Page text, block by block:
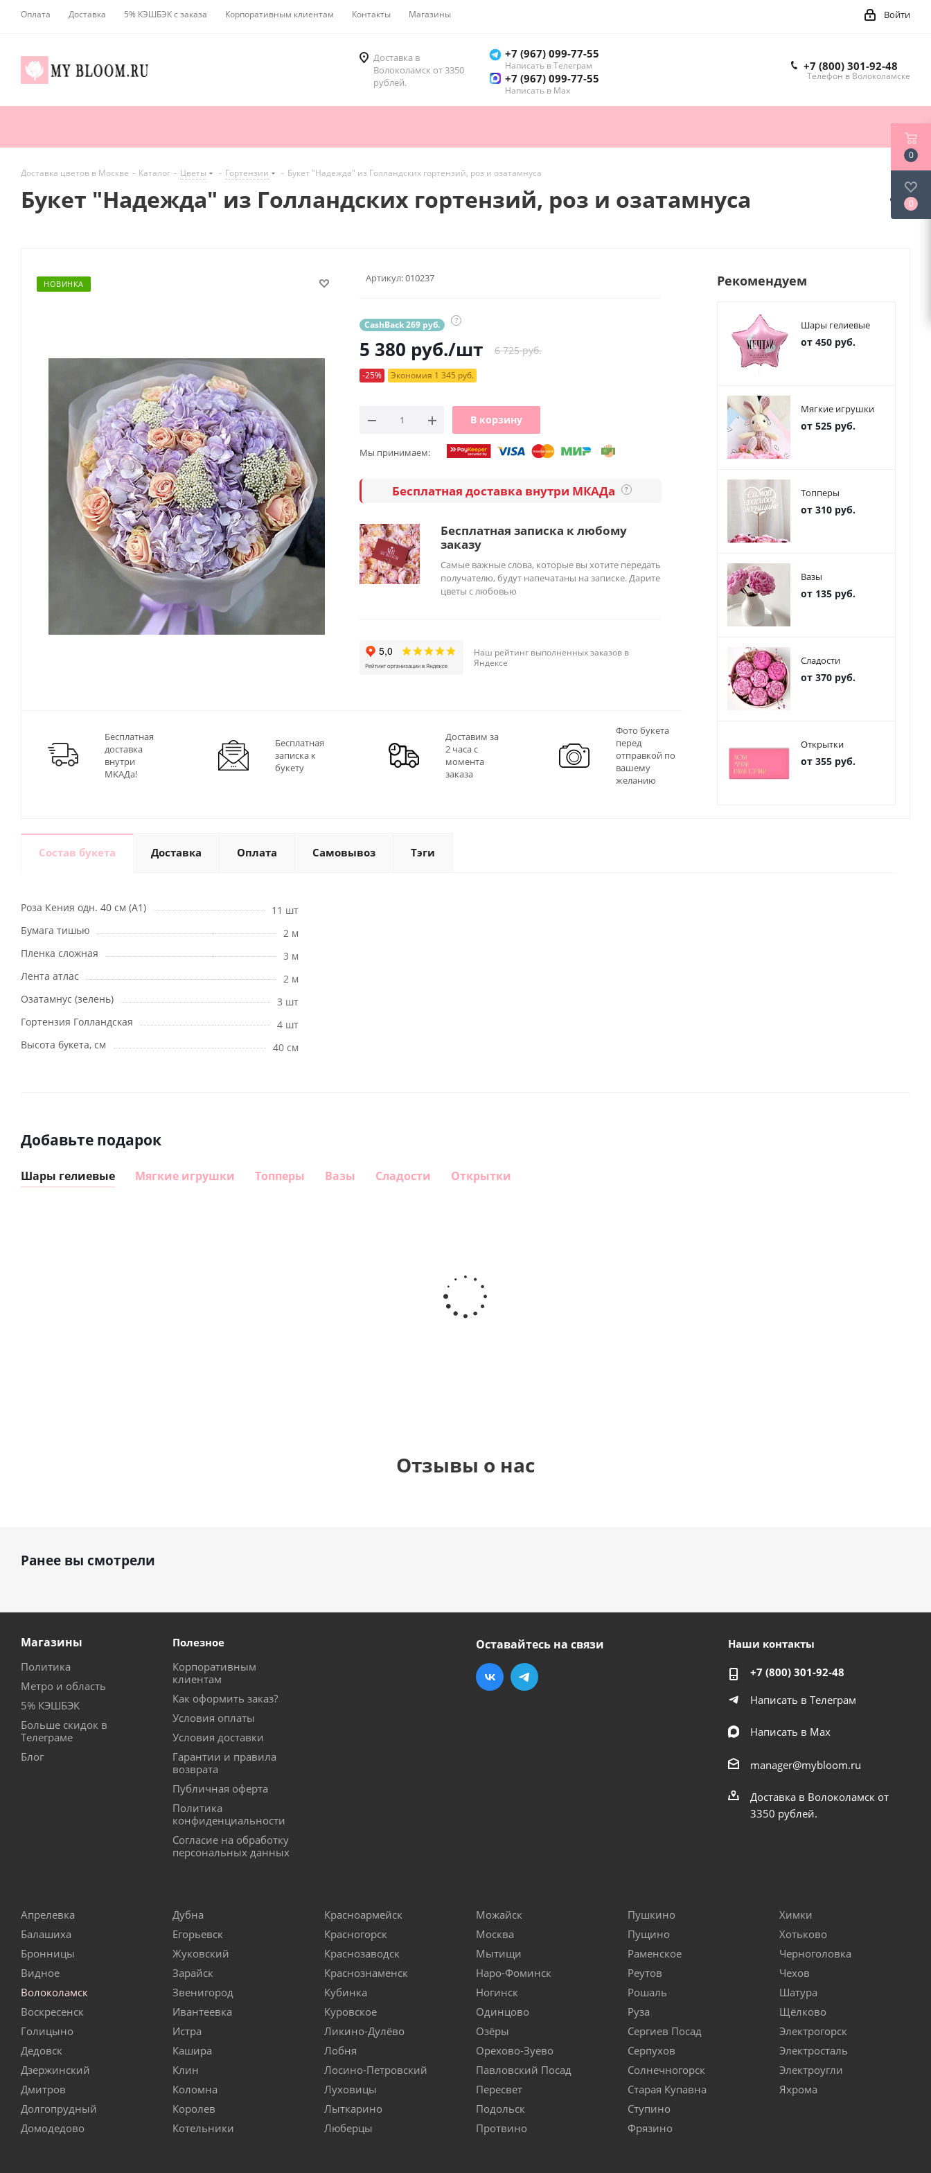
Оплата Доставка 5% КЭШБЭК с заказа Корпоративным клиентам Контакты Магазины Войти
Доставка в
Волоколамск от 3350
рублей.
+7 (967) 099-77-55
Написать в Телеграм
+7 (967) 099-77-55
Написать в Мах
+7 (800) 301-92-48
Телефон в Волоколамске
Доставка цветов в Москве - Каталог - Цветы - Гортензии - Букет "Надежда" из Голландских гортензий, роз и озатамнуса
Букет "Надежда" из Голландских гортензий, роз и озатамнуса
НОВИНКА Артикул:010237
CashBack 269 руб. ?
5 380 руб./шт 6 725 руб.
-25% Экономия 1 345 руб.
В корзину
Мы принимаем:
Бесплатная доставка внутри МКАДа ?
Бесплатная записка к любому
заказу
Самые важные слова, которые вы хотите передать
получателю, будут напечатаны на записке. Дарите
цветы с любовью
Наш рейтинг выполненных заказов в
Яндексе
Бесплатная
доставка
внутри
МКАДа!
Бесплатная
записка к
букету
Доставим за
2 часа с
момента
заказа
Фото букета
перед
отправкой по
вашему
желанию
Рекомендуем
Шары гелиевые
от 450 руб.
Мягкие игрушки
от 525 руб.
Топперы
от 310 руб.
Вазы
от 135 руб.
Сладости
от 370 руб.
Открытки
от 355 руб.
Состав букета Доставка Оплата Самовывоз Тэги
Роза Кения одн. 40 см (А1)
11 шт
Бумага тишью
2 м
Пленка сложная
3 м
Лента атлас
2 м
Озатамнус (зелень)
3 шт
Гортензия Голландская
4 шт
Высота букета, см
40 см
Добавьте подарок
Шары гелиевые Мягкие игрушки Топперы Вазы Сладости Открытки
гелиевый
цифра 1
(40х102
Отзывы о нас
Ранее вы смотрели
Магазины
Политика
Метро и область
5% КЭШБЭК
Больше скидок в
Телеграме
Блог
Полезное
Корпоративным
клиентам
Как оформить заказ?
Условия оплаты
Условия доставки
Гарантии и правила
возврата
Публичная оферта
Политика
конфиденциальности
Согласие на обработку
персональных данных
Оставайтесь на связи Наши контакты
+7 (800) 301-92-48
Написать в Телеграм
Написать в Мах
manager@mybloom.ru
Доставка в Волоколамск от
3350 рублей.
Апрелевка
Балашиха
Бронницы
Видное
Волоколамск
Воскресенск
Голицыно
Дедовск
Дзержинский
Дмитров
Долгопрудный
Домодедово
Дубна
Егорьевск
Жуковский
Зарайск
Звенигород
Ивантеевка
Истра
Кашира
Клин
Коломна
Королев
Котельники
Красноармейск
Красногорск
Краснозаводск
Краснознаменск
Кубинка
Куровское
Ликино-Дулёво
Лобня
Лосино-Петровский
Луховицы
Лыткарино
Люберцы
Можайск
Москва
Мытищи
Наро-Фоминск
Ногинск
Одинцово
Озёры
Орехово-Зуево
Павловский Посад
Пересвет
Подольск
Протвино
Пушкино
Пущино
Раменское
Реутов
Рошаль
Руза
Сергиев Посад
Серпухов
Солнечногорск
Старая Купавна
Ступино
Фрязино
Химки
Хотьково
Черноголовка
Чехов
Шатура
Щёлково
Электрогорск
Электросталь
Электроугли
Яхрома
0
0